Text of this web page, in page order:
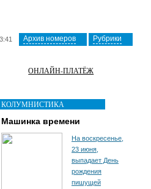
Архив номеров Рубрики
ОНЛАЙН-ПЛАТЁЖ
КОЛУМНИСТИКА
Машинка времени
На воскресенье,
23 июня,
выпадает День
рождения
пишущей